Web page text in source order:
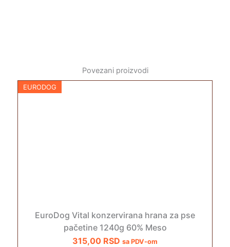
Povezani proizvodi
EURODOG
EuroDog Vital konzervirana hrana za pse
pačetine 1240g 60% Meso
315,00 RSD sa PDV-om